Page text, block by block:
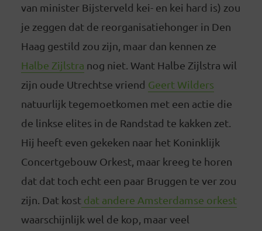
van minister Bijsterveld kei- en kei hard is) zou
je zeggen dat de reorganisatiehonger in Den
Haag gestild zou zijn, maar dan kennen ze
Halbe Zijlstra nog niet. Want Halbe Zijlstra wil
zijn oude Utrechtse vriend Geert Wilders
natuurlijk tegemoetkomen met een actie die
de linkse elites in de Randstad te kakken zet.
Hij heeft even gekeken naar het Koninklijk
Concertgebouw Orkest, maar kreeg te horen
dat dat toch echt een paar Bruggen te ver zou
zijn. Dat kostdat andere Amsterdamse orkest
waarschijnlijk wel de kop, maar veel